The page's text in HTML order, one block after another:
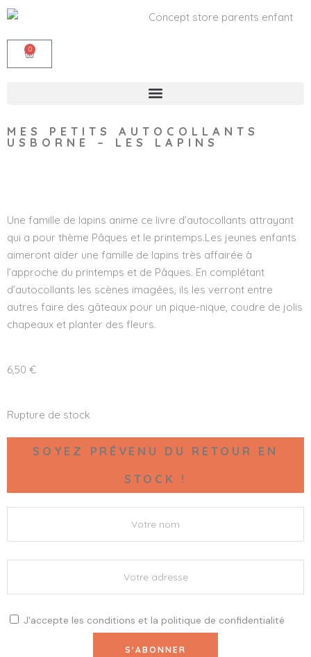
0
MES PETITS AUTOCOLLANTS
USBORNE – LES LAPINS
Une famille de lapins anime ce livre d’autocollants attrayant
qui a pour thème Pâques et le printemps.Les jeunes enfants
aimeront aider une famille de lapins très affairée à
l’approche du printemps et de Pâques. En complétant
d’autocollants les scènes imagées, ils les verront entre
autres faire des gâteaux pour un pique-nique, coudre de jolis
chapeaux et planter des fleurs.
6,50 €
Rupture de stock
SOYEZ PRÉVENU DU RETOUR EN
STOCK !
J'accepte les conditions et la politique de confidentialité